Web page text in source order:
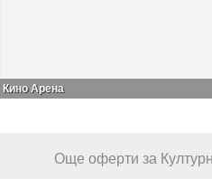
Кино Арена
Още оферти за